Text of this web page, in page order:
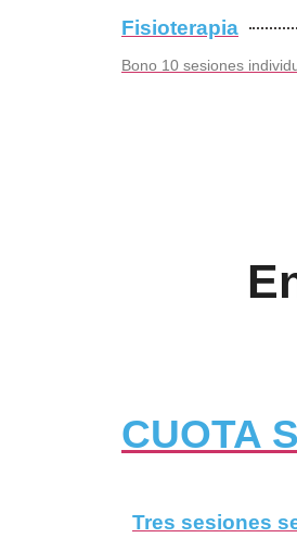
Fisioterapia
Bono 10 sesiones
CUOTA
Tres sesiones